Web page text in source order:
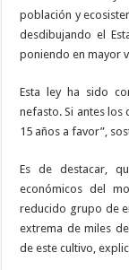
población y
desdibujando el
poniendo en mayor
Esta ley ha sido
nefasto. Si antes los
15 años a favor”,
Es de destacar,
económicos del
reducido grupo de
extrema de miles
de este cultivo,